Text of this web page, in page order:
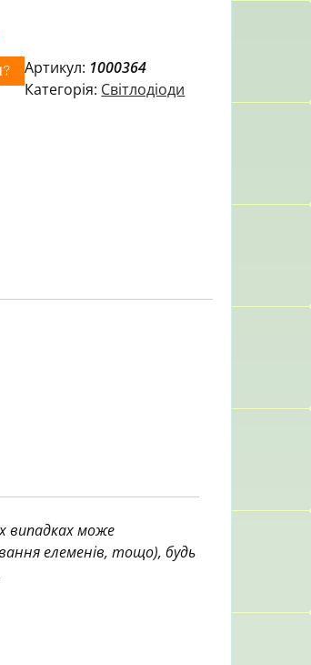
Артикул: 1000364
Категорія: Світлодіоди
випадках може
елеменів, тощо), будь